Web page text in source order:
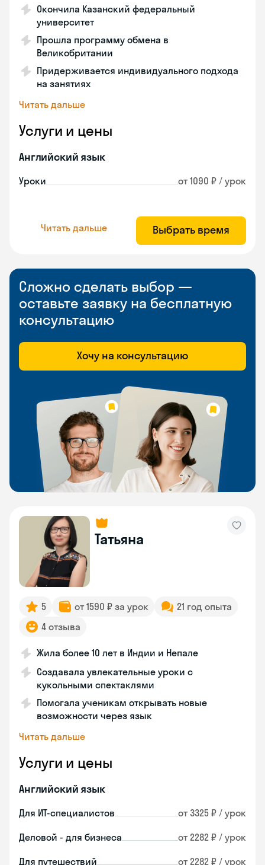
Окончила Казанский федеральный
университет
Прошла программу обмена в
Великобритании
Придерживается индивидуального подхода
на занятиях
Читать дальше
Услуги и цены
Английский язык
Уроки от 1090 ₽ / урок
Читать дальше Выбрать время
Сложно сделать выбор —
оставьте заявку на бесплатную
консультацию
Хочу на консультацию
Татьяна
5 от 1590 ₽ за урок
21 год опыта
4 отзыва
Жила более 10 лет в Индии и Непале
Создавала увлекательные уроки с
кукольными спектаклями
Помогала ученикам открывать новые
возможности через язык
Читать дальше
Услуги и цены
Английский язык
Для ИТ-специалистов от 3325 ₽ / урок
Деловой - для бизнеса от 2282 ₽ / урок
Для путешествий от 2282 ₽ / урок